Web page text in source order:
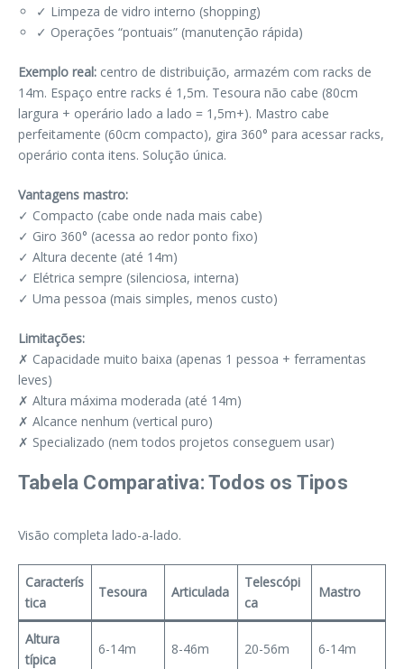
✓ Limpeza de vidro interno (shopping)
✓ Operações “pontuais” (manutenção rápida)
Exemplo real: centro de distribuição, armazém com racks de
14m. Espaço entre racks é 1,5m. Tesoura não cabe (80cm
largura + operário lado a lado = 1,5m+). Mastro cabe
perfeitamente (60cm compacto), gira 360° para acessar racks,
operário conta itens. Solução única.
Vantagens mastro:
✓ Compacto (cabe onde nada mais cabe)
✓ Giro 360° (acessa ao redor ponto fixo)
✓ Altura decente (até 14m)
✓ Elétrica sempre (silenciosa, interna)
✓ Uma pessoa (mais simples, menos custo)
Limitações:
✗ Capacidade muito baixa (apenas 1 pessoa + ferramentas
leves)
✗ Altura máxima moderada (até 14m)
✗ Alcance nenhum (vertical puro)
✗ Specializado (nem todos projetos conseguem usar)
Tabela Comparativa: Todos os Tipos
Visão completa lado-a-lado.
Caracterís
tica
Tesoura Articulada
Telescópi
ca
Mastro
Altura
típica
6-14m 8-46m 20-56m 6-14m